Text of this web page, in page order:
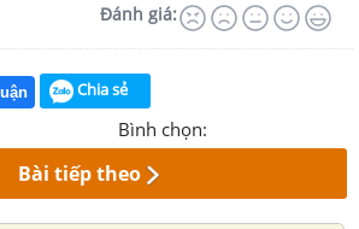
Đánh giá:
Chia sẻ
Bình chọn:
Bài tiếp theo